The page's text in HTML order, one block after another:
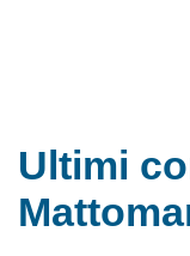
Ultimi